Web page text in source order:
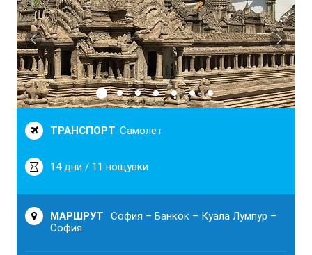
ТРАНСПОРТ Самолет
14 дни / 11 нощувки
МАРШРУТ
София – Банкок – Куала Лумпур –
София